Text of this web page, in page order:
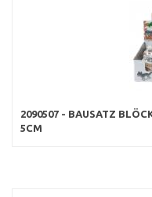
2090507 - BAUSATZ
5CM